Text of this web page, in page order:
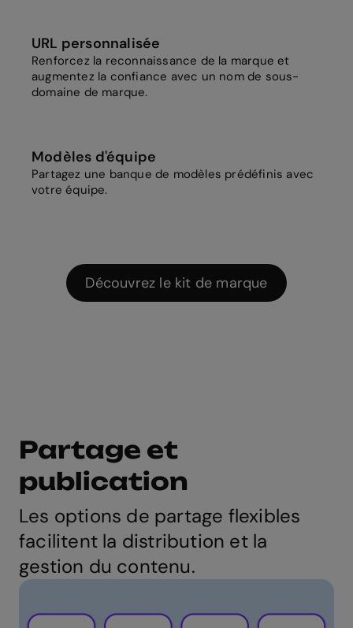
URL personnalisée
Renforcez la reconnaissance de la marque et
augmentez la confiance avec un nom de sous-
domaine de marque.
Modèles d'équipe
Partagez une banque de modèles prédéfinis avec
votre équipe.
Découvrez le kit de marque
Partage et
publication
Les options de partage flexibles
facilitent la distribution et la
gestion du contenu.